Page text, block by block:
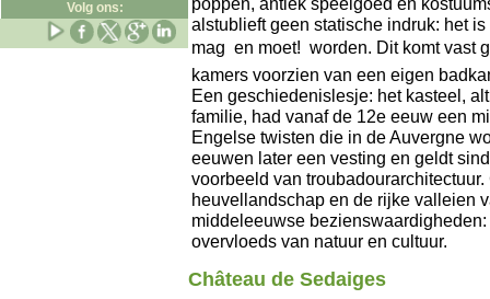
Volg ons:
alstublieft geen statische indruk: het
mag  en moet!  worden. Dit komt
kamers voorzien van een eigen
Een geschiedenislesje: het kasteel,
familie, had vanaf de 12e eeuw een
Engelse twisten die in de Auvergne
eeuwen later een vesting en geldt
voorbeeld van
heuvellandschap en de rijke valleien
middeleeuwse
overvloeds van natuur en cultuur.
Château de Sedaiges